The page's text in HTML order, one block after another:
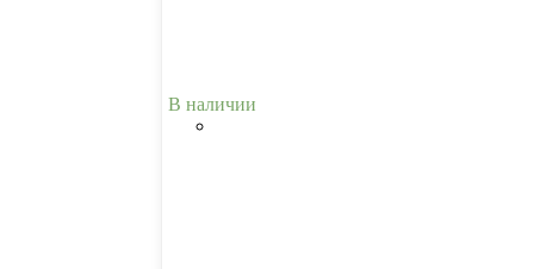
В наличии